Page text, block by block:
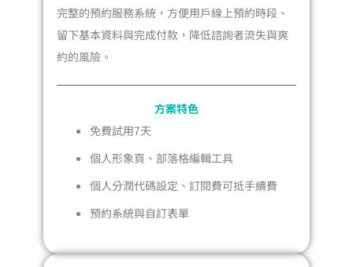
完整的預約服務系統，方便用戶線上預約時段、
留下基本資料與完成付款，降低諮詢者流失與爽
約的風險。
方案特色
免費試用7天
個人形象頁、部落格編輯工具
個人分潤代碼設定、訂閱費可抵手續費
預約系統與自訂表單